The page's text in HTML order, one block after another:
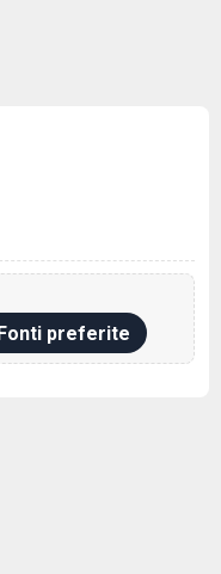
preferite